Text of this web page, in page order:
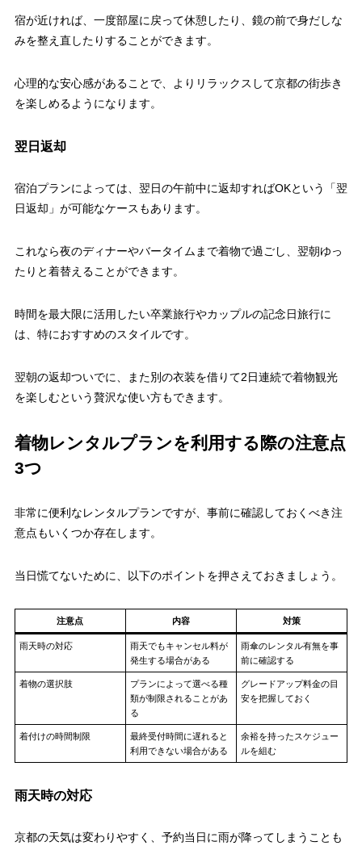
宿が近ければ、一度部屋に戻って休憩したり、鏡の前で身だしな
みを整え直したりすることができます。
心理的な安心感があることで、よりリラックスして京都の街歩き
を楽しめるようになります。
翌日返却
宿泊プランによっては、翌日の午前中に返却すればOKという「翌
日返却」が可能なケースもあります。
これなら夜のディナーやバータイムまで着物で過ごし、翌朝ゆっ
たりと着替えることができます。
時間を最大限に活用したい卒業旅行やカップルの記念日旅行に
は、特におすすめのスタイルです。
翌朝の返却ついでに、また別の衣装を借りて2日連続で着物観光
を楽しむという贅沢な使い方もできます。
着物レンタルプランを利用する際の注意点
3つ
非常に便利なレンタルプランですが、事前に確認しておくべき注
意点もいくつか存在します。
当日慌てないために、以下のポイントを押さえておきましょう。
注意点 内容 対策
雨天時の対応
雨天でもキャンセル料が
発生する場合がある
雨傘のレンタル有無を事
前に確認する
着物の選択肢
プランによって選べる種
類が制限されることがあ
る
グレードアップ料金の目
安を把握しておく
着付けの時間制限
最終受付時間に遅れると
利用できない場合がある
余裕を持ったスケジュー
ルを組む
雨天時の対応
京都の天気は変わりやすく、予約当日に雨が降ってしまうことも